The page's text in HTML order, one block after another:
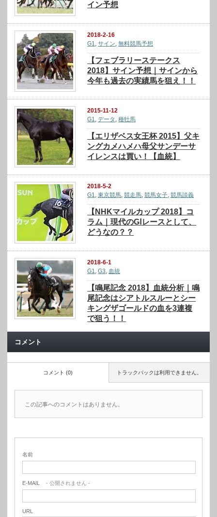
イン予想
2018-2-16
G1
,サイン ,無料競馬予想
【フェブラリーステークス
2018】サイン予想｜サインから
今年も過去の実績馬を狙え！！
2015-11-12
G1,データ ,種牡馬
【エリザベス女王杯 2015】父キ
ングカメハメハ母父サンデーサ
イレンスは買い！【血統】
2018-5-2
G1,東京競馬,競走馬,競馬女子,競馬談義
【NHKマイルカップ 2018】コ
ラム｜現代のGⅠレースとして、
どうなの？？
2018-6-1
G1
,G3 血統
【鳴尾記念 2018】血統分析｜鳴
尾記念はシアトルスルーとシー
キングザゴールドの血を3連複
で狙う！！
コメント
トラックバックは利用できません。
コメント (0)
この記事へのコメントはありません。
名前
E-MAIL - 公開されません -
URL